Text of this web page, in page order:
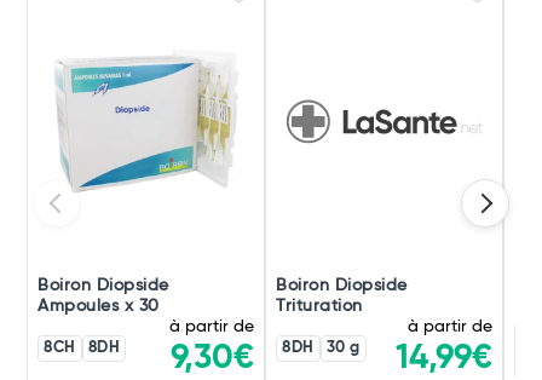
Boiron Diopside
Ampoules x 30
8CH 8DH
à partir de
9,30€
Boiron Diopside
Trituration
8DH 30 g
à partir de
14,99€